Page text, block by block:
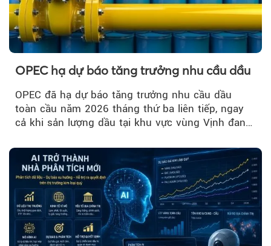
OPEC hạ dự báo tăng trưởng nhu cầu dầu
OPEC đã hạ dự báo tăng trưởng nhu cầu dầu
toàn cầu năm 2026 tháng thứ ba liên tiếp, ngay
cả khi sản lượng dầu tại khu vực vùng Vịnh đang